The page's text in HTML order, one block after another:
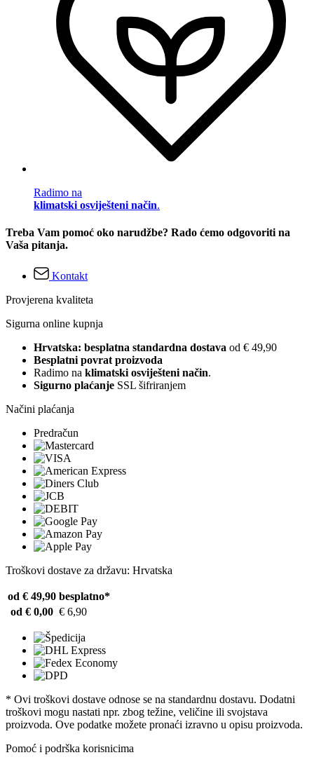
Radimo na
klimatski osviješteni način.
Treba Vam pomoć oko narudžbe? Rado ćemo odgovoriti na
Vaša pitanja.
Kontakt
Provjerena kvaliteta
Sigurna online kupnja
Hrvatska: besplatna standardna dostava od € 49,90
Besplatni povrat proizvoda
Radimo na klimatski osviješteni način.
Sigurno plaćanje SSL šifriranjem
Načini plaćanja
Predračun
Troškovi dostave za državu: Hrvatska
od € 49,90 besplatno*
od € 0,00 € 6,90
* Ovi troškovi dostave odnose se na standardnu ​​dostavu. Dodatni
troškovi mogu nastati npr. zbog težine, veličine ili svojstava
proizvoda. Ove podatke možete pronaći izravno u opisu proizvoda.
Pomoć i podrška korisnicima